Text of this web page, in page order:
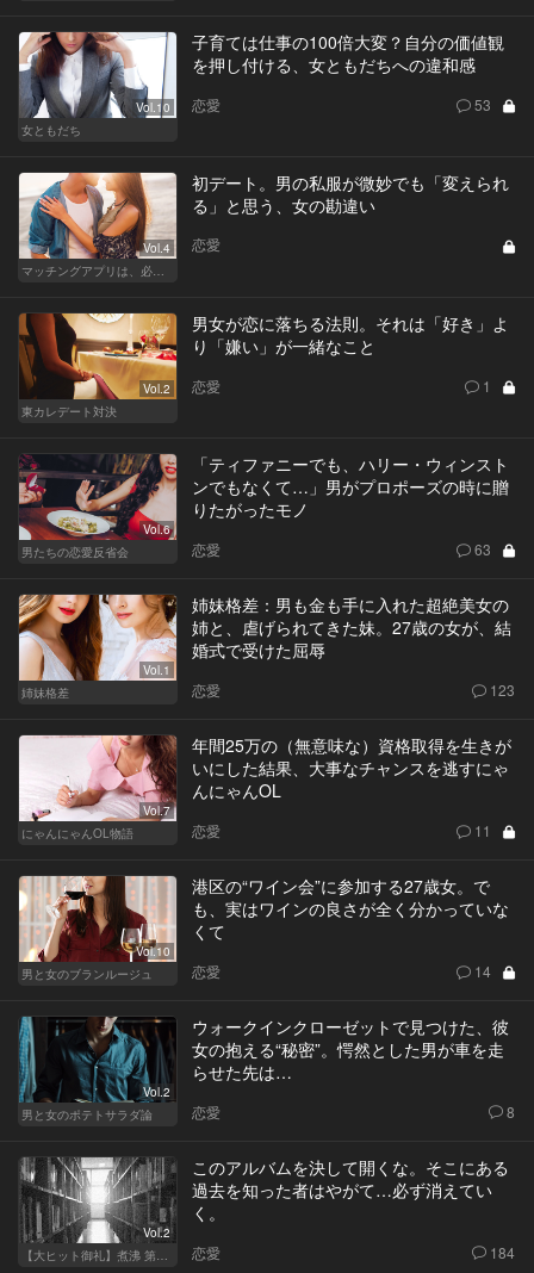
Vol.10
女ともだち
子育ては仕事の100倍大変？自分の価値観
を押し付ける、女ともだちへの違和感
恋愛 53
Vol.4
マッチングアプリは、必然に。
初デート。男の私服が微妙でも「変えられ
る」と思う、女の勘違い
恋愛
Vol.2
東カレデート対決
男女が恋に落ちる法則。それは「好き」よ
り「嫌い」が一緒なこと
恋愛 1
Vol.6
男たちの恋愛反省会
「ティファニーでも、ハリー・ウィンスト
ンでもなくて…」男がプロポーズの時に贈
りたがったモノ
恋愛 63
Vol.1
姉妹格差
姉妹格差：男も金も手に入れた超絶美女の
姉と、虐げられてきた妹。27歳の女が、結
婚式で受けた屈辱
恋愛 123
Vol.7
にゃんにゃんOL物語
年間25万の（無意味な）資格取得を生きが
いにした結果、大事なチャンスを逃すにゃ
んにゃんOL
恋愛 11
Vol.10
男と女のブランルージュ
港区の“ワイン会”に参加する27歳女。で
も、実はワインの良さが全く分かっていな
くて
恋愛 14
Vol.2
男と女のポテトサラダ論
ウォークインクローゼットで見つけた、彼
女の抱える“秘密”。愕然とした男が車を走
らせた先は…
恋愛 8
Vol.2
【大ヒット御礼】煮沸 第二章
このアルバムを決して開くな。そこにある
過去を知った者はやがて…必ず消えてい
く。
恋愛 184